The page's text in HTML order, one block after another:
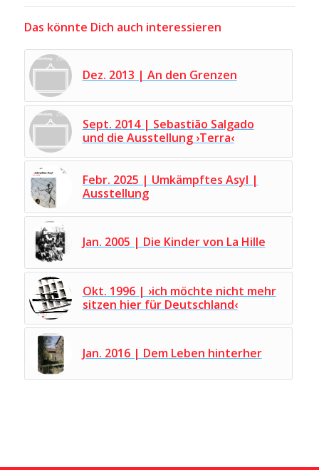
Das könnte Dich auch interessieren
Dez. 2013 | An den Grenzen
Sept. 2014 | Sebastião Salgado
und die Ausstellung ›Terra‹
Febr. 2025 | Umkämpftes Asyl |
Ausstellung
Jan. 2005 | Die Kinder von La Hille
Okt. 1996 | ›ich möchte nicht mehr
sitzen hier für Deutschland‹
Jan. 2016 | Dem Leben hinterher